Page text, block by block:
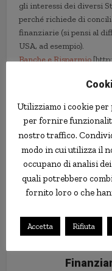
gli interessi dei diversi
perché richiede di
finanziarie (si pensi al
USA, ad esempio).
Banche e Risparmio
Utilizziamo i cookie per
per fornire
nostro traffico.
modo in cui utilizza il
occupano di analisi
quali potrebbero
fornito loro o che
Accetta Rifiuta